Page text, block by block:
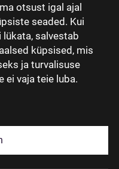
otsust igal ajal
seaded. Kui
salvestab
küpsised, mis
ja turvalisuse
ei vaja teie luba.